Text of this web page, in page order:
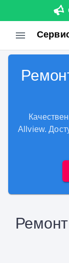
Allview.